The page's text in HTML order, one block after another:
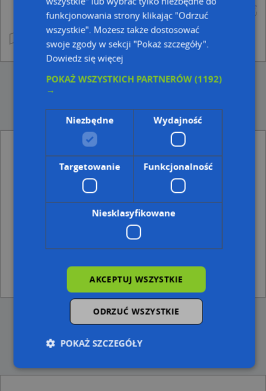
Województwo kujawsko-pomorskie
(Źródło:Wikipedia, licencja: )
Inne powiaty - województwo kujawsko-
pomorskie
Powiat aleksandrowski
Powiat żniński
Inne gminy - powiat wąbrzeski
Gmina Płużnica
Gmina Dębowa Łąka
funkcjonowania strony klikając "Odrzuć
wszystkie". Możesz także dostosować
swoje zgody w sekcji "Pokaż szczegóły".
Dowiedz się więcej
POKAŻ WSZYSTKICH PARTNERÓW(1192)
→
Niezbędne Wydajność
Targetowanie Funkcjonalność
Niesklasyfikowane
AKCEPTUJ WSZYSTKIE
ODRZUĆ WSZYSTKIE
POKAŻ SZCZEGÓŁY